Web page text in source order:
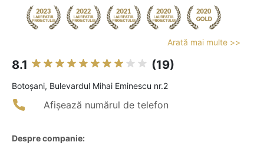
Arată mai multe >>
8.1 (19)
Botoşani, Bulevardul Mihai Eminescu nr.2
Afișează numărul de telefon
Despre companie: